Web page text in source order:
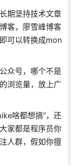
期坚持技术文章
客，廖雪峰博客
可以转换成mon
众号，哪个不是
浏览量，放上广
啥都想搞”，还
家都是程序员你
人群，假如你擅